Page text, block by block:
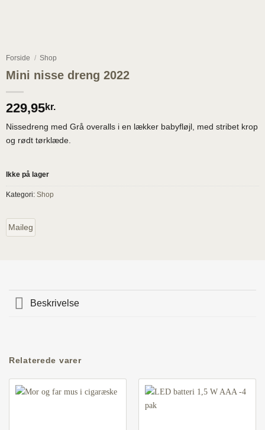
Forside / Shop
Mini nisse dreng 2022
229,95kr.
Nissedreng med Grå overalls i en lækker babyfløjl, med stribet krop
og rødt tørklæde.
Ikke på lager
Kategori: Shop
Maileg
Beskrivelse
Relaterede varer